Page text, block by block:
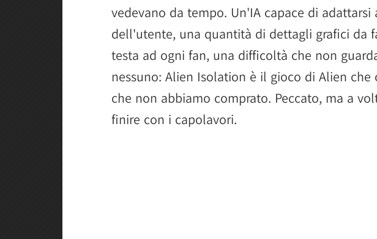
vedevano da tempo. Un'IA capace di
dell'utente, una quantità di dettagli grafici da
testa ad ogni fan, una difficoltà che non
nessuno: Alien Isolation è il gioco di Alien che
che non abbiamo comprato. Peccato, ma a
finire con i capolavori.